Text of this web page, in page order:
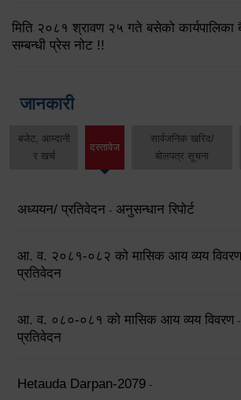
मिति २०८१ श्रावण २५ गते बसेको कार्यपालिका
सम्बन्धी प्रेस नोट !!
जानकारी
बजेट, आम्दानी
र खर्च
दस्तावेज
सार्वजनिक खरिद/
बोलपत्र सूचना
अध्ययन/ प्रतिवेदन - अनुसन्धान रिपोर्ट
आ. व. २०८१-०८२ को मासिक आय व्यय विवरण
प्रतिवेदन
आ. व. ०८०-०८१ को मासिक आय व्यय विवरण -
प्रतिवेदन
Hetauda Darpan-2079 -